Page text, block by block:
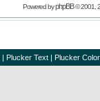
Powered byphpBB© 2001,
| Plucker Text | Plucker Color